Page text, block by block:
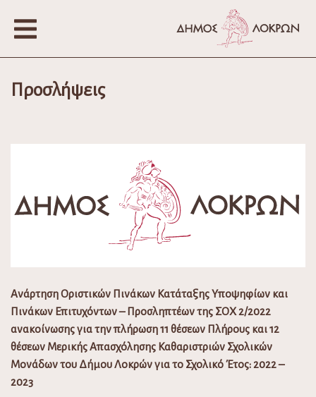
Προσλήψεις
Ανάρτηση Οριστικών Πινάκων Κατάταξης Υποψηφίων και
Πινάκων Επιτυχόντων – Προσληπτέων της ΣΟΧ 2/2022
ανακοίνωσης για την πλήρωση 11 θέσεων Πλήρους και 12
θέσεων Μερικής Απασχόλησης Καθαριστριών Σχολικών
Μονάδων του Δήμου Λοκρών για το Σχολικό Έτος: 2022 –
2023